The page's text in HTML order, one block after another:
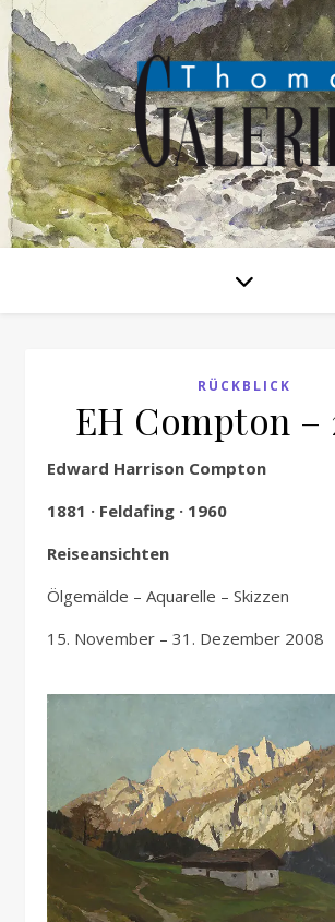
RÜCKBLICK
EH Compton –
Edward Harrison Compton
1881 · Feldafing · 1960
Reiseansichten
Ölgemälde – Aquarelle – Skizzen
15. November – 31. Dezember 2008